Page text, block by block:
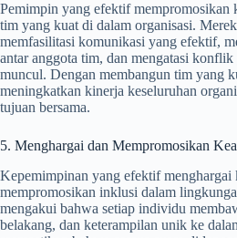
Pemimpin yang efektif mempromosikan
tim yang kuat di dalam organisasi.
memfasilitasi komunikasi yang efektif,
antar anggota tim, dan mengatasi
muncul. Dengan membangun tim yang
meningkatkan kinerja keseluruhan
tujuan bersama.
5. Menghargai dan Mempromosikan
Kepemimpinan yang efektif menghargai
mempromosikan inklusi dalam
mengakui bahwa setiap individu
belakang, dan keterampilan unik ke